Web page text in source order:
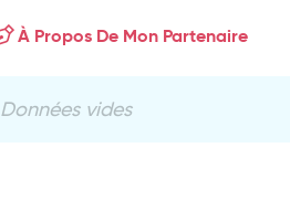
À Propos De Mon Partenaire
Données vides